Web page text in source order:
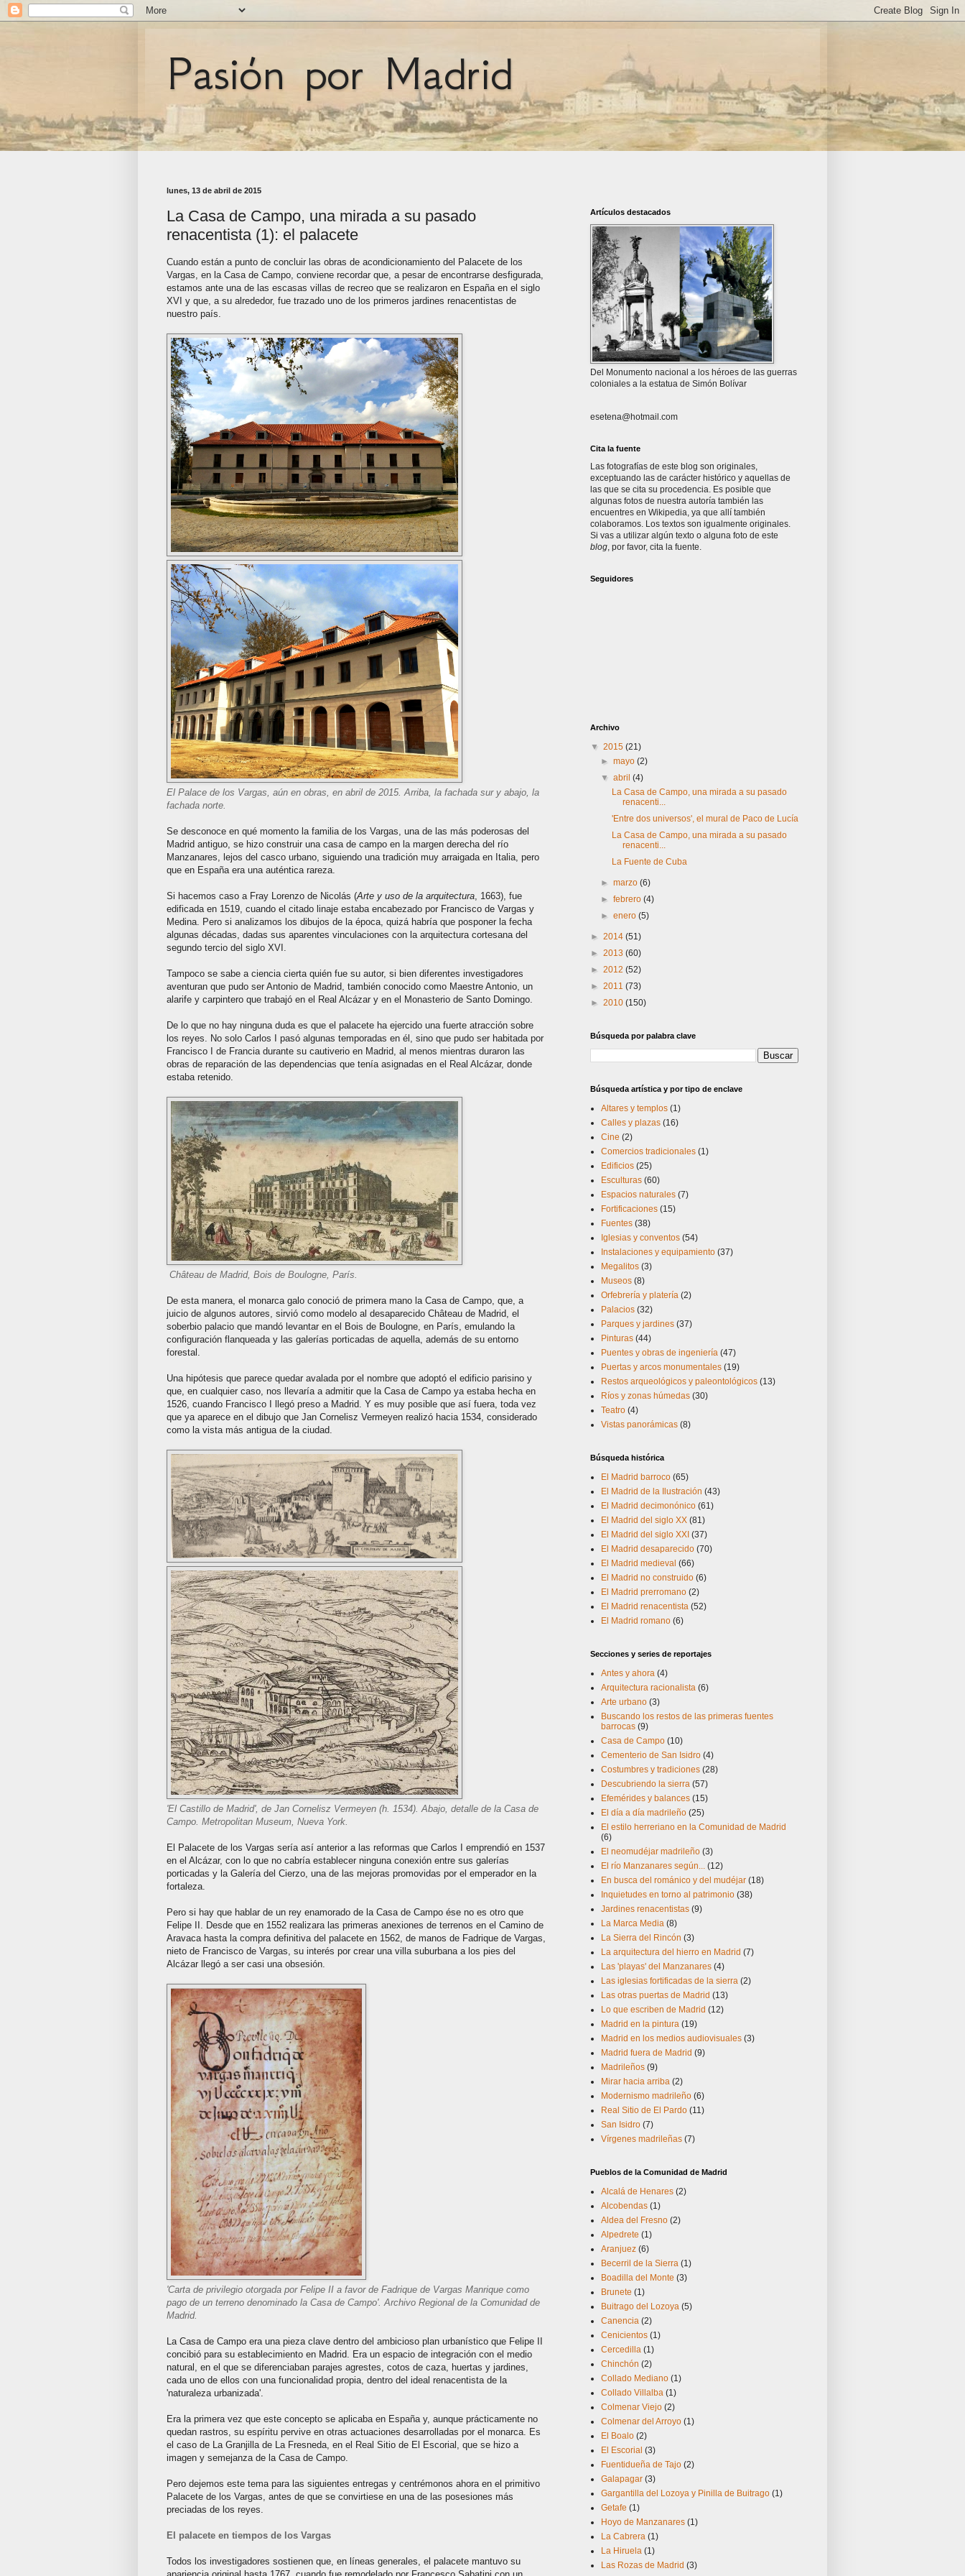
Pasión por Madrid
lunes, 13 de abril de 2015
La Casa de Campo, una mirada a su pasado
renacentista (1): el palacete
Cuando están a punto de concluir las obras de acondicionamiento del Palacete de los
Vargas, en la Casa de Campo, conviene recordar que, a pesar de encontrarse desfigurada,
estamos ante una de las escasas villas de recreo que se realizaron en España en el siglo
XVI y que, a su alrededor, fue trazado uno de los primeros jardines renacentistas de
nuestro país.
El Palace de los Vargas, aún en obras, en abril de 2015. Arriba, la fachada sur y abajo, la
fachada norte.
Se desconoce en qué momento la familia de los Vargas, una de las más poderosas del
Madrid antiguo, se hizo construir una casa de campo en la margen derecha del río
Manzanares, lejos del casco urbano, siguiendo una tradición muy arraigada en Italia, pero
que en España era una auténtica rareza.
Si hacemos caso a Fray Lorenzo de Nicolás (Arte y uso de la arquitectura , 1663), fue
edificada en 1519, cuando el citado linaje estaba encabezado por Francisco de Vargas y
Medina. Pero si analizamos los dibujos de la época, quizá habría que posponer la fecha
algunas décadas, dadas sus aparentes vinculaciones con la arquitectura cortesana del
segundo tercio del siglo XVI.
Tampoco se sabe a ciencia cierta quién fue su autor, si bien diferentes investigadores
aventuran que pudo ser Antonio de Madrid, también conocido como Maestre Antonio, un
alarife y carpintero que trabajó en el Real Alcázar y en el Monasterio de Santo Domingo.
De lo que no hay ninguna duda es que el palacete ha ejercido una fuerte atracción sobre
los reyes. No solo Carlos I pasó algunas temporadas en él, sino que pudo ser habitada por
Francisco I de Francia durante su cautiverio en Madrid, al menos mientras duraron las
obras de reparación de las dependencias que tenía asignadas en el Real Alcázar, donde
estaba retenido.
Château de Madrid, Bois de Boulogne, París.
De esta manera, el monarca galo conoció de primera mano la Casa de Campo, que, a
juicio de algunos autores, sirvió como modelo al desaparecido Château de Madrid, el
soberbio palacio que mandó levantar en el Bois de Boulogne, en París, emulando la
configuración flanqueada y las galerías porticadas de aquella, además de su entorno
forestal.
Una hipótesis que parece quedar avalada por el nombre que adoptó el edificio parisino y
que, en cualquier caso, nos llevaría a admitir que la Casa de Campo ya estaba hecha en
1526, cuando Francisco I llegó preso a Madrid. Y es muy posible que así fuera, toda vez
que ya aparece en el dibujo que Jan Cornelisz Vermeyen realizó hacia 1534, considerado
como la vista más antigua de la ciudad.
'El Castillo de Madrid', de Jan Cornelisz Vermeyen (h. 1534). Abajo, detalle de la Casa de
Campo. Metropolitan Museum, Nueva York.
El Palacete de los Vargas sería así anterior a las reformas que Carlos I emprendió en 1537
en el Alcázar, con lo que no cabría establecer ninguna conexión entre sus galerías
porticadas y la Galería del Cierzo, una de las mejoras promovidas por el emperador en la
fortaleza.
Pero si hay que hablar de un rey enamorado de la Casa de Campo ése no es otro que
Felipe II. Desde que en 1552 realizara las primeras anexiones de terrenos en el Camino de
Aravaca hasta la compra definitiva del palacete en 1562, de manos de Fadrique de Vargas,
nieto de Francisco de Vargas, su interés por crear una villa suburbana a los pies del
Alcázar llegó a ser casi una obsesión.
'Carta de privilegio otorgada por Felipe II a favor de Fadrique de Vargas Manrique como
pago de un terreno denominado la Casa de Campo'. Archivo Regional de la Comunidad de
Madrid.
La Casa de Campo era una pieza clave dentro del ambicioso plan urbanístico que Felipe II
concibió para su establecimiento en Madrid. Era un espacio de integración con el medio
natural, en el que se diferenciaban parajes agrestes, cotos de caza, huertas y jardines,
cada uno de ellos con una funcionalidad propia, dentro del ideal renacentista de la
'naturaleza urbanizada'.
Era la primera vez que este concepto se aplicaba en España y, aunque prácticamente no
quedan rastros, su espíritu pervive en otras actuaciones desarrolladas por el monarca. Es
el caso de La Granjilla de La Fresneda, en el Real Sitio de El Escorial, que se hizo a
imagen y semejanza de la Casa de Campo.
Pero dejemos este tema para las siguientes entregas y centrémonos ahora en el primitivo
Palacete de los Vargas, antes de que se convirtiese en una de las posesiones más
preciadas de los reyes.
El palacete en tiempos de los Vargas
Todos los investigadores sostienen que, en líneas generales, el palacete mantuvo su
Artículos destacados
Del Monumento nacional a los héroes de las guerras
coloniales a la estatua de Simón Bolívar
esetena@hotmail.com
Cita la fuente
Las fotografías de este blog son originales,
exceptuando las de carácter histórico y aquellas de
las que se cita su procedencia. Es posible que
algunas fotos de nuestra autoría también las
encuentres en Wikipedia, ya que allí también
colaboramos. Los textos son igualmente originales.
Si vas a utilizar algún texto o alguna foto de este
blog, por favor, cita la fuente.
Seguidores
Archivo
▼ 2015 (21)
►mayo(2)
▼abril(4)
La Casa de Campo, una mirada a su pasado
renacenti...
'Entre dos universos', el mural de Paco de Lucía
La Casa de Campo, una mirada a su pasado
renacenti...
La Fuente de Cuba
►marzo(6)
►febrero(4)
►enero(5)
► 2014 (51)
► 2013 (60)
► 2012 (52)
► 2011 (73)
► 2010 (150)
Búsqueda por palabra clave
Búsqueda artística y por tipo de enclave
Altares y templos (1)
Calles y plazas (16)
Cine (2)
Comercios tradicionales (1)
Edificios (25)
Esculturas (60)
Espacios naturales (7)
Fortificaciones (15)
Fuentes (38)
Iglesias y conventos (54)
Instalaciones y equipamiento (37)
Megalitos (3)
Museos (8)
Orfebrería y platería (2)
Palacios (32)
Parques y jardines (37)
Pinturas (44)
Puentes y obras de ingeniería (47)
Puertas y arcos monumentales (19)
Restos arqueológicos y paleontológicos (13)
Ríos y zonas húmedas (30)
Teatro (4)
Vistas panorámicas (8)
Búsqueda histórica
El Madrid barroco (65)
El Madrid de la Ilustración (43)
El Madrid decimonónico (61)
El Madrid del siglo XX (81)
El Madrid del siglo XXI (37)
El Madrid desaparecido (70)
El Madrid medieval (66)
El Madrid no construido (6)
El Madrid prerromano (2)
El Madrid renacentista (52)
El Madrid romano (6)
Secciones y series de reportajes
Antes y ahora (4)
Arquitectura racionalista (6)
Arte urbano (3)
Buscando los restos de las primeras fuentes
barrocas (9)
Casa de Campo (10)
Cementerio de San Isidro (4)
Costumbres y tradiciones (28)
Descubriendo la sierra (57)
Efemérides y balances (15)
El día a día madrileño (25)
El estilo herreriano en la Comunidad de Madrid
(6)
El neomudéjar madrileño (3)
El río Manzanares según... (12)
En busca del románico y del mudéjar (18)
Inquietudes en torno al patrimonio (38)
Jardines renacentistas (9)
La Marca Media (8)
La Sierra del Rincón (3)
La arquitectura del hierro en Madrid (7)
Las 'playas' del Manzanares (4)
Las iglesias fortificadas de la sierra (2)
Las otras puertas de Madrid (13)
Lo que escriben de Madrid (12)
Madrid en la pintura (19)
Madrid en los medios audiovisuales (3)
Madrid fuera de Madrid (9)
Madrileños (9)
Mirar hacia arriba (2)
Modernismo madrileño (6)
Real Sitio de El Pardo (11)
San Isidro (7)
Vírgenes madrileñas (7)
Pueblos de la Comunidad de Madrid
Alcalá de Henares (2)
Alcobendas (1)
Aldea del Fresno (2)
Alpedrete (1)
Aranjuez (6)
Becerril de la Sierra (1)
Boadilla del Monte (3)
Brunete (1)
Buitrago del Lozoya (5)
Canencia (2)
Cenicientos (1)
Cercedilla (1)
Chinchón (2)
Collado Mediano (1)
Collado Villalba (1)
Colmenar Viejo (2)
Colmenar del Arroyo (1)
El Boalo (2)
El Escorial (3)
Fuentidueña de Tajo (2)
Galapagar (3)
Gargantilla del Lozoya y Pinilla de Buitrago (1)
Getafe (1)
Hoyo de Manzanares (1)
La Cabrera (1)
La Hiruela (1)
Las Rozas de Madrid (3)